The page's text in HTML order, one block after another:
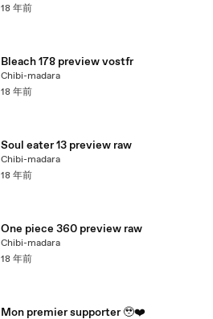
18 年前
Bleach 178 preview vostfr
Chibi-madara
18 年前
Soul eater 13 preview raw
Chibi-madara
18 年前
One piece 360 preview raw
Chibi-madara
18 年前
Mon premier supporter 🥹❤️